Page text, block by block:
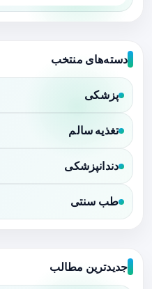
دسته‌های منتخب
پزشکی
تغذیه سالم
دندانپزشکی
طب سنتی
جدیدترین مطالب